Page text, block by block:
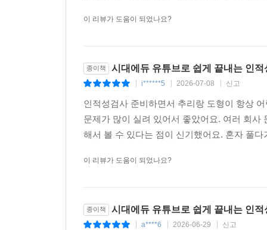
이 리뷰가 도움이 되었나요?
종이책 시대에듀 유튜브로 쉽게 끝내는 인적
i******5 2026-07-08 신고
인적성검사 준비하면서 추리랑 도형이 항상
문제가 많이 실려 있어서 좋았어요. 여러 회
해서 볼 수 있다는 점이 신기했어요. 혼자 풀
이 리뷰가 도움이 되었나요?
종이책 시대에듀 유튜브로 쉽게 끝내는 인적
a****6 2026-06-29 신고